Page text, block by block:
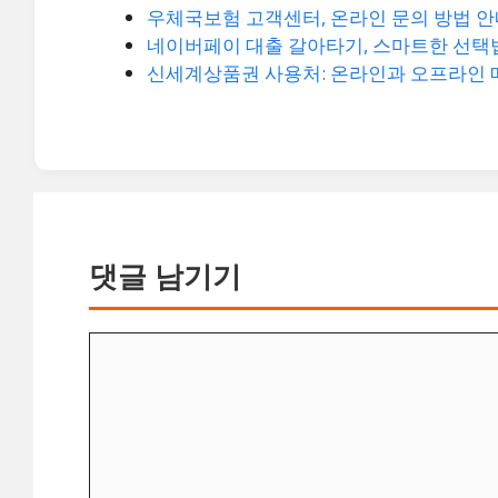
우체국보험 고객센터, 온라인 문의 방법 안
네이버페이 대출 갈아타기, 스마트한 선택
신세계상품권 사용처: 온라인과 오프라인
댓글 남기기